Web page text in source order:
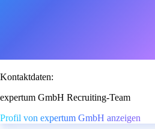
Kontaktdaten:
expertum GmbH Recruiting-Team
Profil von expertum GmbH anzeigen